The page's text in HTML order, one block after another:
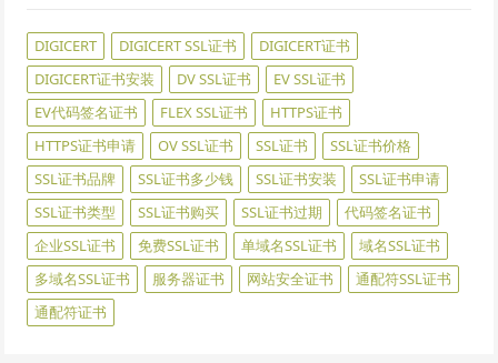
DIGICERT DIGICERT SSL证书
DIGICERT证书
DIGICERT证书安装
DV SSL证书
EV SSL证书
EV代码签名证书
FLEX SSL证书
HTTPS证书
HTTPS证书申请
OV SSL证书 SSL证书
SSL证书价格
SSL证书品牌
SSL证书多少钱 SSL证书安装
SSL证书申请
SSL证书类型
SSL证书购买 SSL证书过期
代码签名证书
企业SSL证书
免费SSL证书 单域名SSL证书
域名SSL证书
多域名SSL证书
服务器证书 网站安全证书
通配符SSL证书
通配符证书